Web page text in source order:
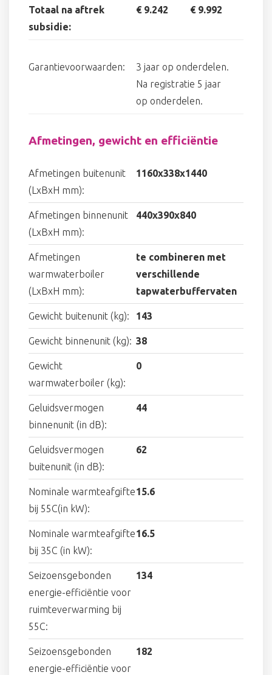
Totaal na aftrek
subsidie:
€ 9.242 € 9.992
Garantievoorwaarden:
3 jaar op onderdelen.
Na registratie 5 jaar
op onderdelen.
Afmetingen, gewicht en efficiëntie
Afmetingen buitenunit
(LxBxH mm):
1160x338x1440
Afmetingen binnenunit
(LxBxH mm):
440x390x840
Afmetingen
warmwaterboiler
(LxBxH mm):
te combineren met
verschillende
tapwaterbuffervaten
Gewicht buitenunit (kg): 143
Gewicht binnenunit (kg): 38
Gewicht
warmwaterboiler (kg):
0
Geluidsvermogen
binnenunit (in dB):
44
Geluidsvermogen
buitenunit (in dB):
62
Nominale warmteafgifte
bij 55C(in kW):
15.6
Nominale warmteafgifte
bij 35C (in kW):
16.5
Seizoensgebonden
energie-efficiëntie voor
ruimteverwarming bij
55C:
134
Seizoensgebonden
energie-efficiëntie voor
182